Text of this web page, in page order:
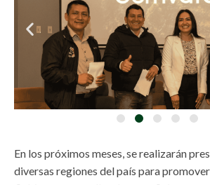
En los próximos meses, se realizarán
diversas regiones del país para